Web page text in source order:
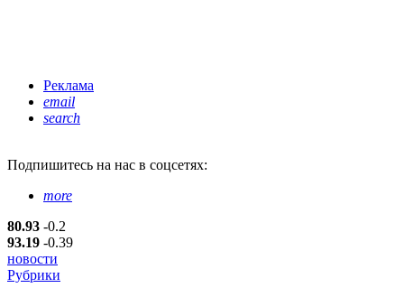
Реклама
email
search
Подпишитесь на нас в соцсетях:
more
80.93 -0.2
93.19 -0.39
новости
Рубрики